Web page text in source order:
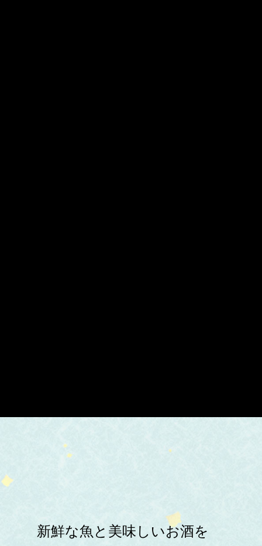
新鮮な魚と美味しいお酒を